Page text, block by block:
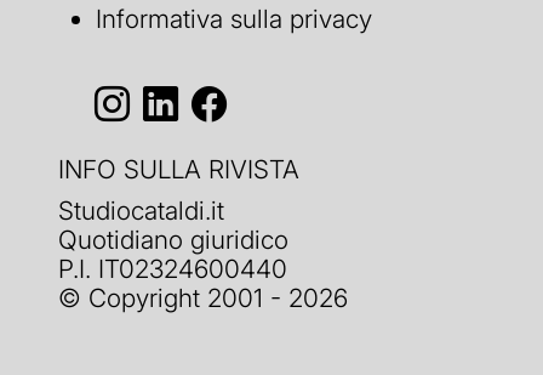
Informativa sulla privacy
INFO SULLA RIVISTA
Studiocataldi.it
Quotidiano giuridico
P.I. IT02324600440
© Copyright 2001 - 2026